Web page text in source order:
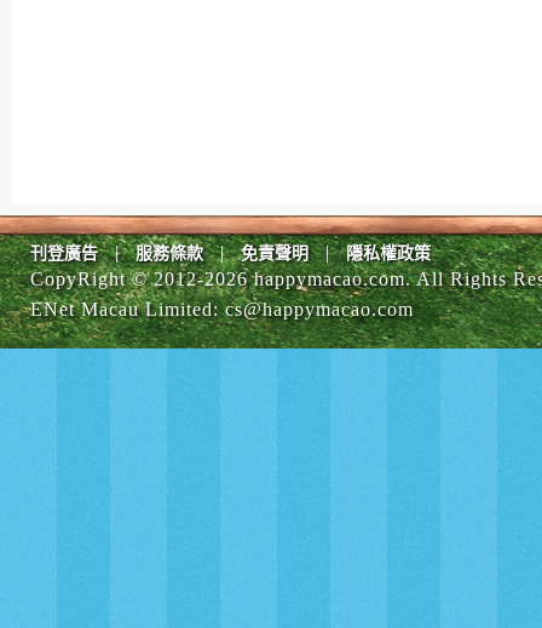
刊登廣告 | 服務條款 | 免責聲明 | 隱私權政策
CopyRight © 2012-2026 happymacao.com. All Rights
ENet Macau Limited:cs@happymacao.com